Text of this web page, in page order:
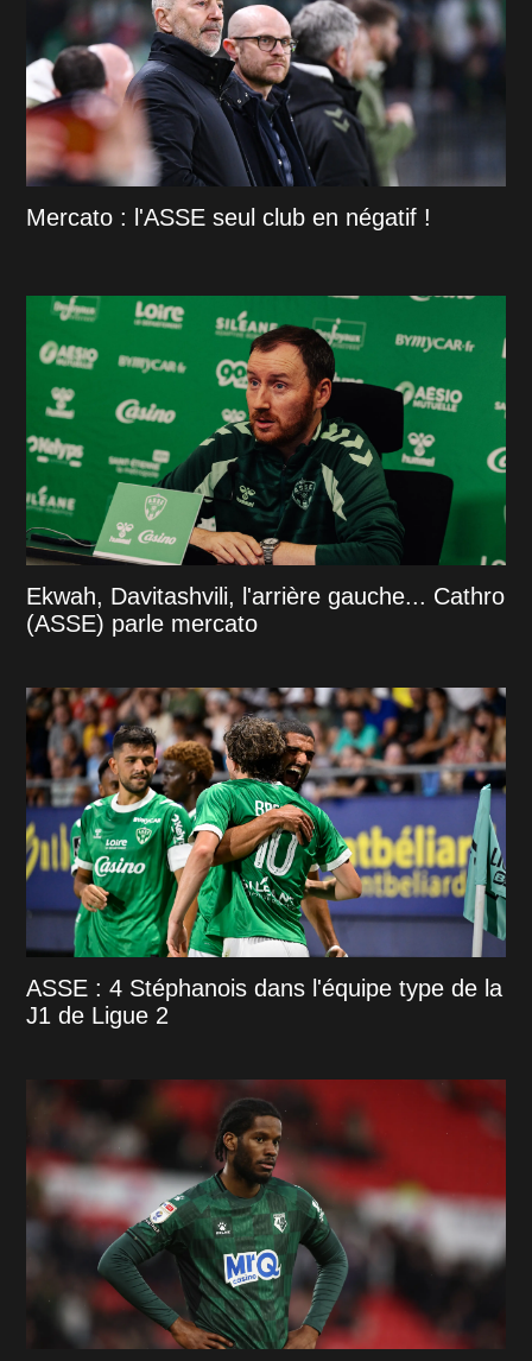
Mercato : l'ASSE seul club en négatif !
Ekwah, Davitashvili, l'arrière gauche... Cathro
(ASSE) parle mercato
ASSE : 4 Stéphanois dans l'équipe type de la
J1 de Ligue 2